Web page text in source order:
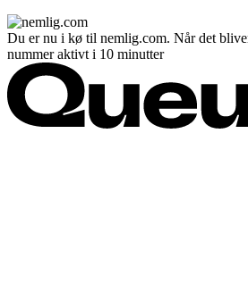
Du er nu i kø til nemlig.com. Når det
nummer aktivt i 10 minutter